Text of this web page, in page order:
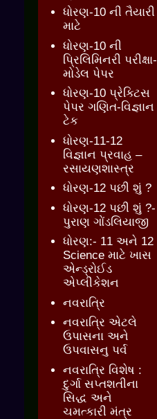
ધોરણ-10 ની તૈયારી
માટે
ધોરણ-10 ની
પ્રિલિમિનરી પરીક્ષા-
મોડેલ પેપર
ધોરણ-10 પ્રેક્ટિસ
પેપર ગણિત-વિજ્ઞાન
ટેક
ધોરણ-11-12
વિજ્ઞાન પ્રવાહ –
રસાયણશાસ્ત્ર
ધોરણ-12 પછી શું ?
ધોરણ-12 પછી શું ?-
પુરાણ ગોંડલિયાજી
ધોરણ:- 11 અને 12
Science માટે ખાસ
એન્ડ્રોઈડ
એપ્લીકેશન
નવરાત્રિ
નવરાત્રિ એટલે
ઉપાસના અને
ઉપવાસનુ પર્વ
નવરાત્રિ વિશેષ :
દુર્ગા સપ્તશતીના
સિદ્ધ અને
ચમત્કારી મંત્ર